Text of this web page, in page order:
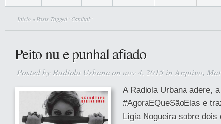
Início » Posts Tagged "Canibal"
Peito nu e punhal afiado
Posted by Radiola Urbana on nov 4, 2015 inArquivo,
A Radiola Urbana adere,
#AgoraÉQueSãoElas e
Lígia Nogueira sobre